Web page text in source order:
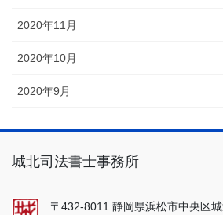
2020年11月
2020年10月
2020年9月
城北司法書士事務所
〒432-8011 静岡県浜松市中央区